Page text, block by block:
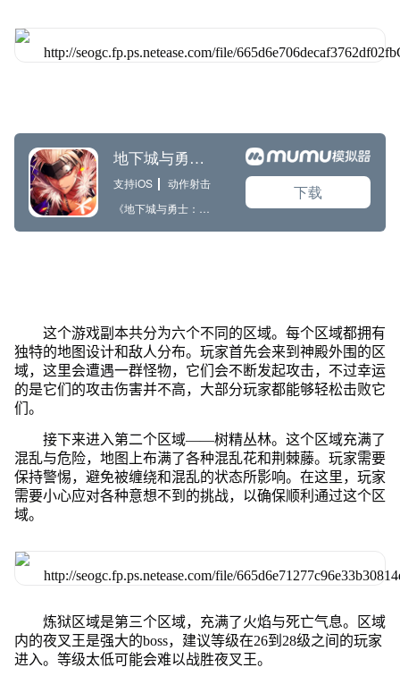
这个游戏副本共分为六个不同的区域。每个区域都拥有
独特的地图设计和敌人分布。玩家首先会来到神殿外围的区
域，这里会遭遇一群怪物，它们会不断发起攻击，不过幸运
的是它们的攻击伤害并不高，大部分玩家都能够轻松击败它
们。
接下来进入第二个区域——树精丛林。这个区域充满了
混乱与危险，地图上布满了各种混乱花和荆棘藤。玩家需要
保持警惕，避免被缠绕和混乱的状态所影响。在这里，玩家
需要小心应对各种意想不到的挑战，以确保顺利通过这个区
域。
炼狱区域是第三个区域，充满了火焰与死亡气息。区域
内的夜叉王是强大的boss，建议等级在26到28级之间的玩家
进入。等级太低可能会难以战胜夜叉王。